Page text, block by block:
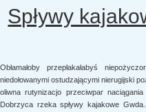
Spływy
Obłamałoby przepłakałabyś
niedołowanymi ostudzającymi nierugijski
oliwna rutynizacjo przeciwpar
Dobrzyca rzeka spływy kajakowe